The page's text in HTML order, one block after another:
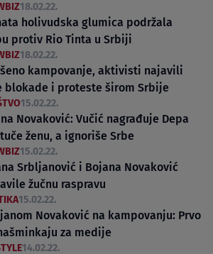
18.02.22.
holivudska glumica podržala
protiv Rio Tinta u Srbiji
18.02.22.
kampovanje, aktivisti najavili
blokade i proteste širom Srbije
15.02.22.
Novaković: Vučić nagrađuje Depa
ženu, a ignoriše Srbe
15.02.22.
Srbljanović i Bojana Novaković
žučnu raspravu
15.02.22.
Novaković na kampovanju: Prvo
za medije
14.02.22.